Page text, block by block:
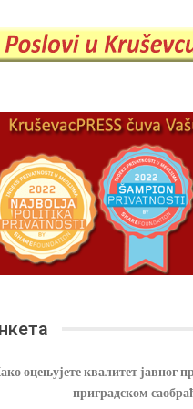
оцењујете квалитет јавног
приградском